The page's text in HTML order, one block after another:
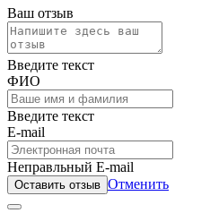
Ваш отзыв
Введите текст
ФИО
Введите текст
E-mail
Неправльный E-mail
Оставить отзыв Отменить